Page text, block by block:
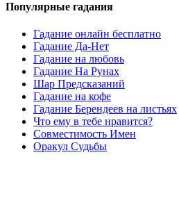
Популярные гадания
Гадание онлайн бесплатно
Гадание Да-Нет
Гадание на любовь
Гадание На Рунах
Шар Предсказаний
Гадание на кофе
Гадание Берендеев на листьях
Что ему в тебе нравится?
Совместимость Имен
Оракул Судьбы